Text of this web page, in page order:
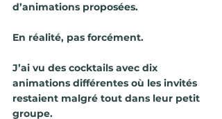
d’animations proposées.
En réalité, pas forcément.
J’ai vu des cocktails avec dix
animations différentes où les invités
restaient malgré tout dans leur petit
groupe.